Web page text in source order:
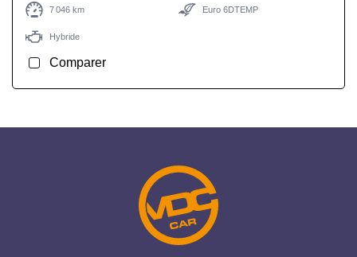
7 046 km Euro 6DTEMP
Hybride
Comparer